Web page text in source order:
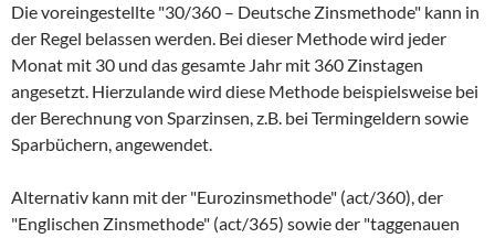
Die voreingestellte "30/360 – Deutsche Zinsmethode" kann in
der Regel belassen werden. Bei dieser Methode wird jeder
Monat mit 30 und das gesamte Jahr mit 360 Zinstagen
angesetzt. Hierzulande wird diese Methode beispielsweise bei
der Berechnung von Sparzinsen, z.B. bei Termingeldern sowie
Sparbüchern, angewendet.
Alternativ kann mit der "Eurozinsmethode" (act/360), der
"Englischen Zinsmethode" (act/365) sowie der "taggenauen